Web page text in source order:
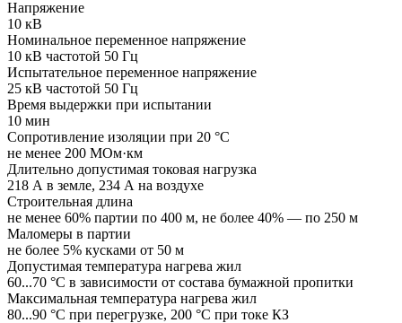
Напряжение
10 кВ
Номинальное переменное напряжение
10 кВ частотой 50 Гц
Испытательное переменное напряжение
25 кВ частотой 50 Гц
Время выдержки при испытании
10 мин
Сопротивление изоляции при 20 °C
не менее 200 МОм·км
Длительно допустимая токовая нагрузка
218 А в земле, 234 А на воздухе
Строительная длина
не менее 60% партии по 400 м, не более 40% — по 250 м
Маломеры в партии
не более 5% кусками от 50 м
Допустимая температура нагрева жил
60...70 °C в зависимости от состава бумажной пропитки
Максимальная температура нагрева жил
80...90 °C при перегрузке, 200 °C при токе КЗ